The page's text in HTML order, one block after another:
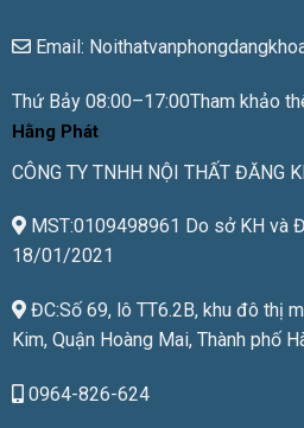
Email:
Thứ Bảy 08:00–17:00Tham khảo
Hằng Phát
CÔNG TY TNHH NỘI THẤT ĐĂNG
MST:0109498961 Do sở KH và
18/01/2021
ĐC:Số 69, lô TT6.2B, khu đô thị
Kim, Quận Hoàng Mai, Thành phố
0964-826-624